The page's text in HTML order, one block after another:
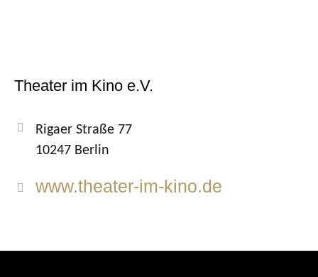
Theater im Kino e.V.
Rigaer Straße 77
10247 Berlin
www.theater-im-kino.de